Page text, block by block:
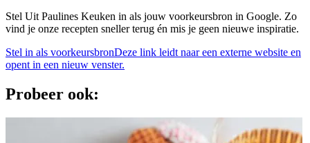
Stel Uit Paulines Keuken in als jouw voorkeursbron in Google. Zo
vind je onze recepten sneller terug én mis je geen nieuwe inspiratie.
Stel in als voorkeursbronDeze link leidt naar een externe website en
opent in een nieuw venster.
Probeer ook: